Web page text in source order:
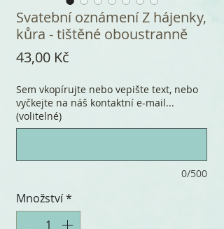
Svatební oznámení Z hájenky,
kůra - tištěné oboustranně
43,00 Kč
Sem vkopírujte nebo vepište text, nebo
vyčkejte na náš kontaktní e-mail...
(volitelné)
0/500
Množství*